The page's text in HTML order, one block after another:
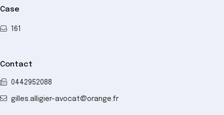
Case
161
Contact
0442952088
gilles.alligier-avocat@orange.fr